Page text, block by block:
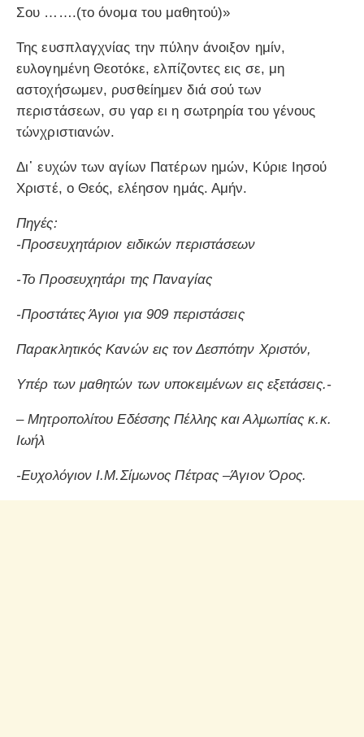
Σου …….(το όνομα του μαθητού)»
Της ευσπλαγχνίας την πύλην άνοιξον ημίν,
ευλογημένη Θεοτόκε, ελπίζοντες εις σε, μη
αστοχήσωμεν, ρυσθείημεν διά σού των
περιστάσεων, συ γαρ ει η σωτρηρία του γένους
τώνχριστιανών.
Δι᾿ ευχών των αγίων Πατέρων ημών, Κύριε Ιησού
Χριστέ, ο Θεός, ελέησον ημάς. Αμήν.
Πηγές:
-Προσευχητάριον ειδικών περιστάσεων
-Το Προσευχητάρι της Παναγίας
-Προστάτες Άγιοι για 909 περιστάσεις
Παρακλητικός Κανών εις τον Δεσπότην Χριστόν,
Υπέρ των μαθητών των υποκειμένων εις εξετάσεις.-
– Μητροπολίτου Εδέσσης Πέλλης και Αλμωπίας κ.κ.
Ιωήλ
-Ευχολόγιον Ι.Μ.Σίμωνος Πέτρας –Άγιον Όρος.